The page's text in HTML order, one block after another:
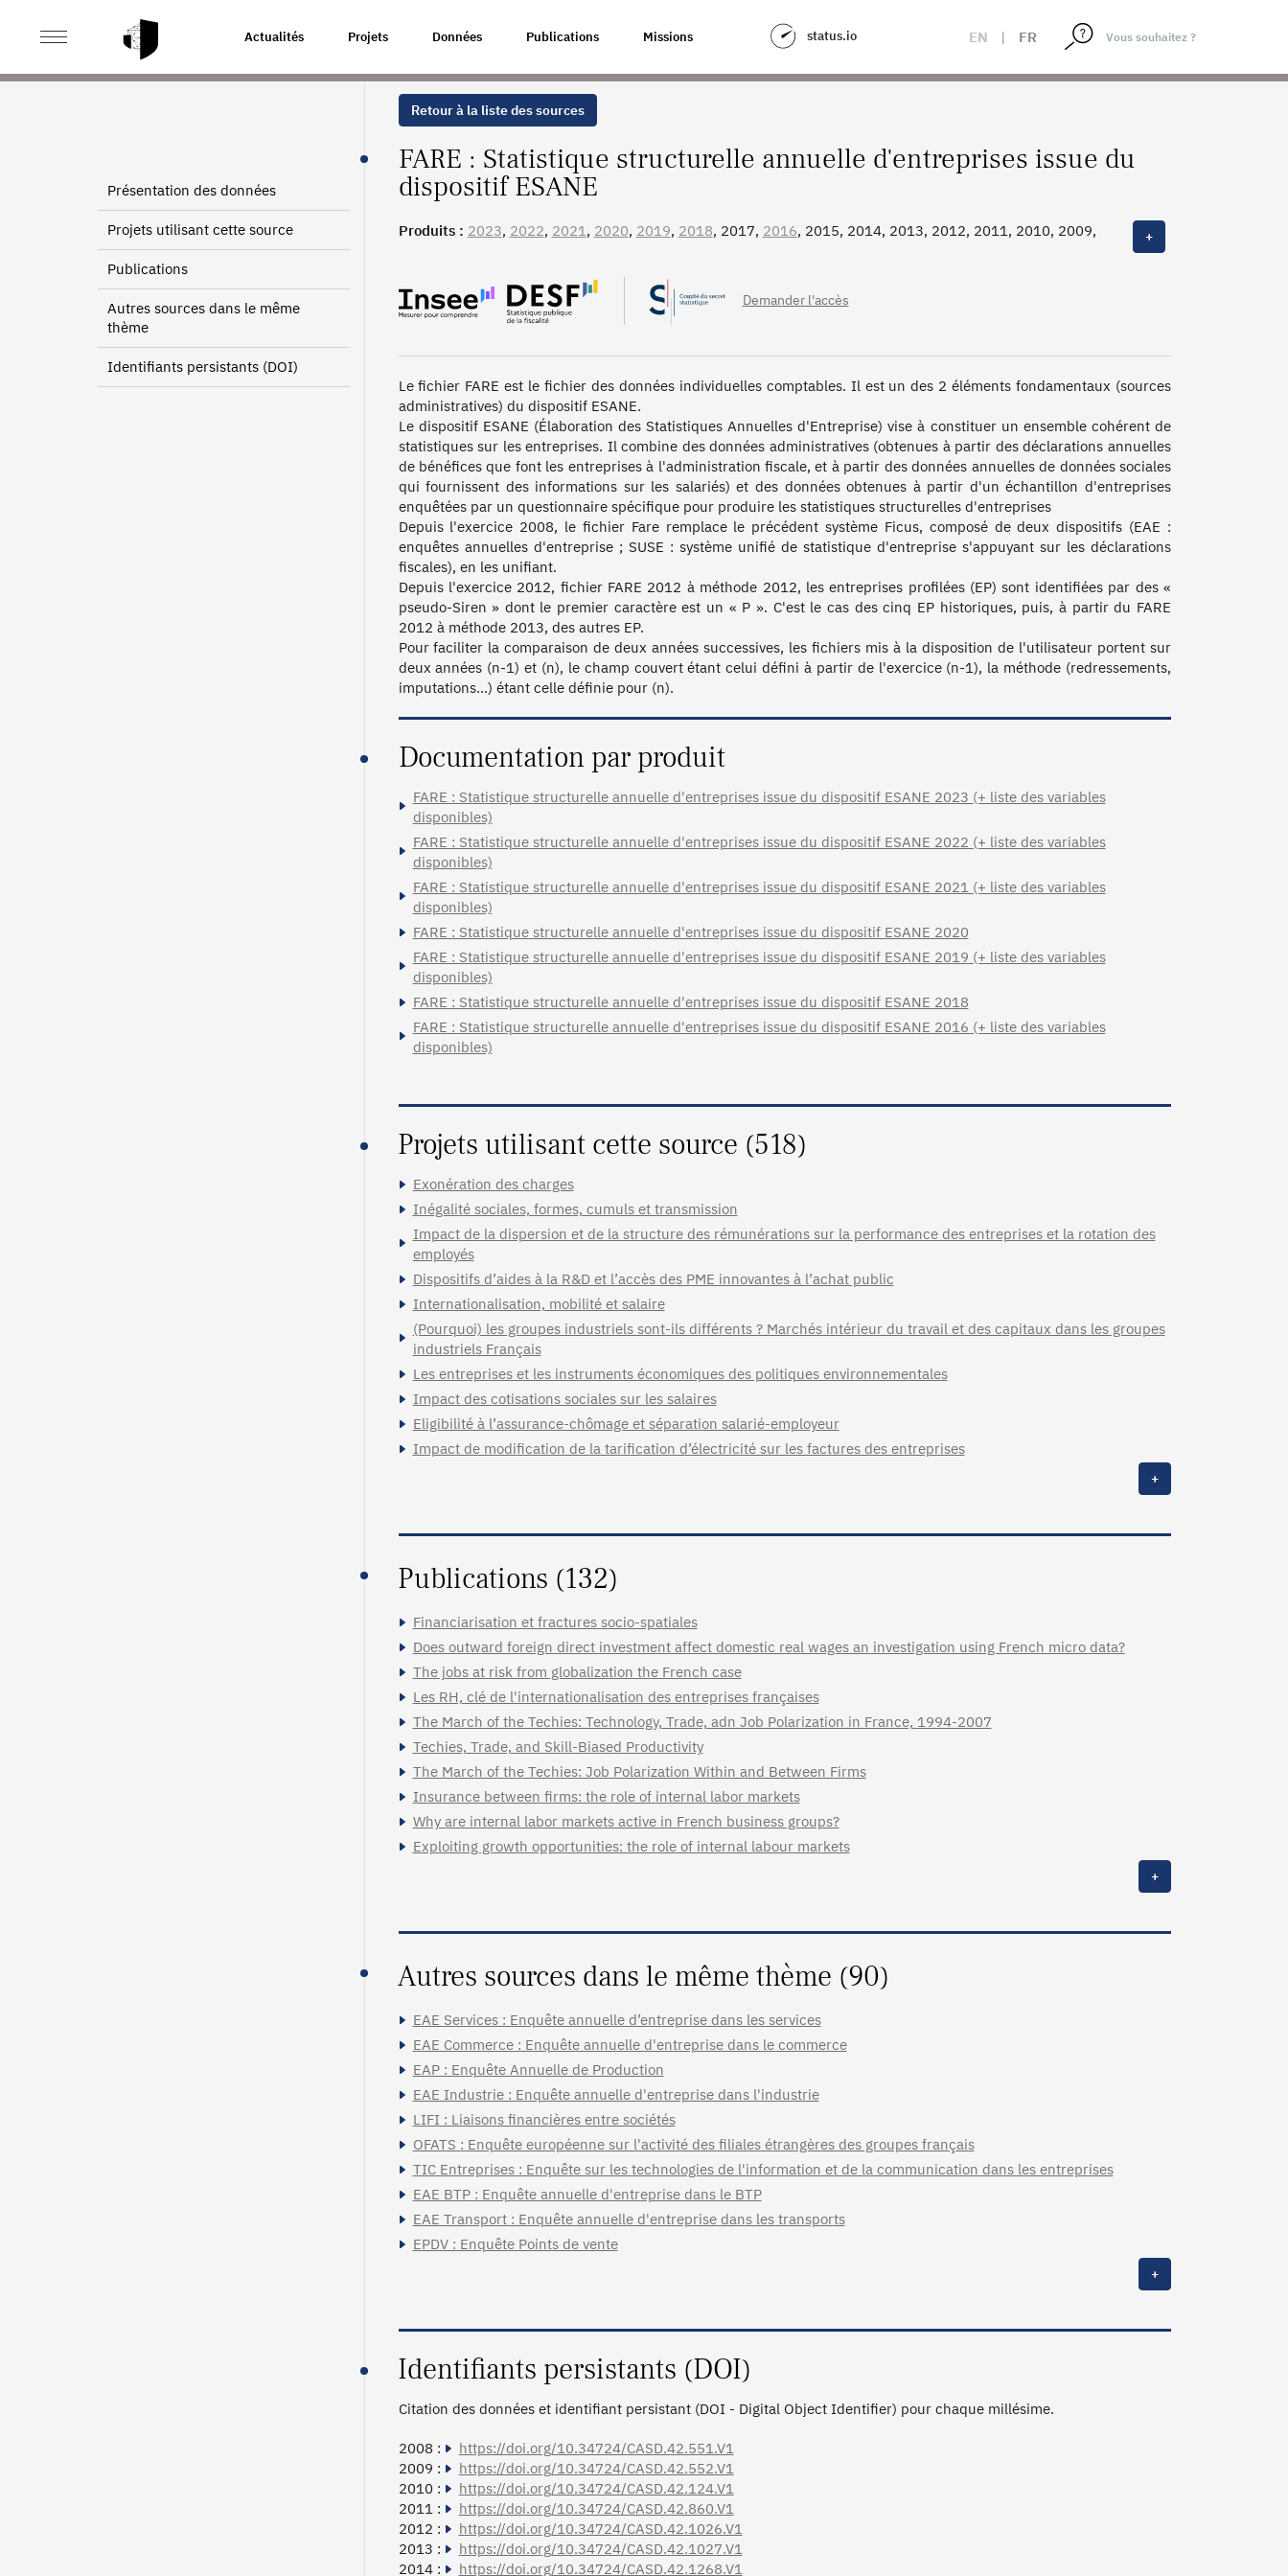
Actualités Projets Données Publications Missions status.io EN | FR
ACCUEIL STATISTIQUE STRUCTURELLE ANNUELLE D’ENTREPRISES ISSUE DU DISPOSITIF ESANE
Présentation des données
Projets utilisant cette source
Publications
Autres sources dans le même
thème
Identifiants persistants (DOI)
Retour à la liste des sources
FARE : Statistique structurelle annuelle d'entreprises issue du
dispositif ESANE
Produits : 2023, 2022, 2021, 2020, 2019, 2018, 2017, 2016, 2015, 2014, 2013, 2012, 2011, 2010, 2009,
+
Demander l'accès
Le fichier FARE est le fichier des données individuelles comptables. Il est un des 2 éléments fondamentaux (sources
administratives) du dispositif ESANE.
Le dispositif ESANE (Élaboration des Statistiques Annuelles d'Entreprise) vise à constituer un ensemble cohérent de
statistiques sur les entreprises. Il combine des données administratives (obtenues à partir des déclarations annuelles
de bénéfices que font les entreprises à l'administration fiscale, et à partir des données annuelles de données sociales
qui fournissent des informations sur les salariés) et des données obtenues à partir d'un échantillon d'entreprises
enquêtées par un questionnaire spécifique pour produire les statistiques structurelles d'entreprises
Depuis l'exercice 2008, le fichier Fare remplace le précédent système Ficus, composé de deux dispositifs (EAE :
enquêtes annuelles d'entreprise ; SUSE : système unifié de statistique d'entreprise s'appuyant sur les déclarations
fiscales), en les unifiant.
Depuis l'exercice 2012, fichier FARE 2012 à méthode 2012, les entreprises profilées (EP) sont identifiées par des «
pseudo-Siren » dont le premier caractère est un « P ». C'est le cas des cinq EP historiques, puis, à partir du FARE
2012 à méthode 2013, des autres EP.
Pour faciliter la comparaison de deux années successives, les fichiers mis à la disposition de l'utilisateur portent sur
deux années (n-1) et (n), le champ couvert étant celui défini à partir de l'exercice (n-1), la méthode (redressements,
imputations…) étant celle définie pour (n).
Documentation par produit
FARE : Statistique structurelle annuelle d'entreprises issue du dispositif ESANE 2023 (+ liste des variables
disponibles)
FARE : Statistique structurelle annuelle d'entreprises issue du dispositif ESANE 2022 (+ liste des variables
disponibles)
FARE : Statistique structurelle annuelle d'entreprises issue du dispositif ESANE 2021 (+ liste des variables
disponibles)
FARE : Statistique structurelle annuelle d'entreprises issue du dispositif ESANE 2020
FARE : Statistique structurelle annuelle d'entreprises issue du dispositif ESANE 2019 (+ liste des variables
disponibles)
FARE : Statistique structurelle annuelle d'entreprises issue du dispositif ESANE 2018
FARE : Statistique structurelle annuelle d'entreprises issue du dispositif ESANE 2016 (+ liste des variables
disponibles)
Projets utilisant cette source (518)
Exonération des charges
Inégalité sociales, formes, cumuls et transmission
Impact de la dispersion et de la structure des rémunérations sur la performance des entreprises et la rotation des
employés
Dispositifs d’aides à la R&D et l’accès des PME innovantes à l’achat public
Internationalisation, mobilité et salaire
(Pourquoi) les groupes industriels sont-ils différents ? Marchés intérieur du travail et des capitaux dans les groupes
industriels Français
Les entreprises et les instruments économiques des politiques environnementales
Impact des cotisations sociales sur les salaires
Eligibilité à l’assurance-chômage et séparation salarié-employeur
Impact de modification de la tarification d’électricité sur les factures des entreprises
+
Publications (132)
Financiarisation et fractures socio-spatiales
Does outward foreign direct investment affect domestic real wages an investigation using French micro data?
The jobs at risk from globalization the French case
Les RH, clé de l'internationalisation des entreprises françaises
The March of the Techies: Technology, Trade, adn Job Polarization in France, 1994-2007
Techies, Trade, and Skill-Biased Productivity
The March of the Techies: Job Polarization Within and Between Firms
Insurance between firms: the role of internal labor markets
Why are internal labor markets active in French business groups?
Exploiting growth opportunities: the role of internal labour markets
+
Autres sources dans le même thème (90)
EAE Services : Enquête annuelle d’entreprise dans les services
EAE Commerce : Enquête annuelle d'entreprise dans le commerce
EAP : Enquête Annuelle de Production
EAE Industrie : Enquête annuelle d'entreprise dans l'industrie
LIFI : Liaisons financières entre sociétés
OFATS : Enquête européenne sur l'activité des filiales étrangères des groupes français
TIC Entreprises : Enquête sur les technologies de l'information et de la communication dans les entreprises
EAE BTP : Enquête annuelle d'entreprise dans le BTP
EAE Transport : Enquête annuelle d'entreprise dans les transports
EPDV : Enquête Points de vente
+
Identifiants persistants (DOI)
Citation des données et identifiant persistant (DOI - Digital Object Identifier) pour chaque millésime.
2008 :
https://doi.org/10.34724/CASD.42.551.V1
2009 :
https://doi.org/10.34724/CASD.42.552.V1
2010 :
https://doi.org/10.34724/CASD.42.124.V1
2011 :
https://doi.org/10.34724/CASD.42.860.V1
2012 :
https://doi.org/10.34724/CASD.42.1026.V1
2013 :
https://doi.org/10.34724/CASD.42.1027.V1
2014 :
https://doi.org/10.34724/CASD.42.1268.V1